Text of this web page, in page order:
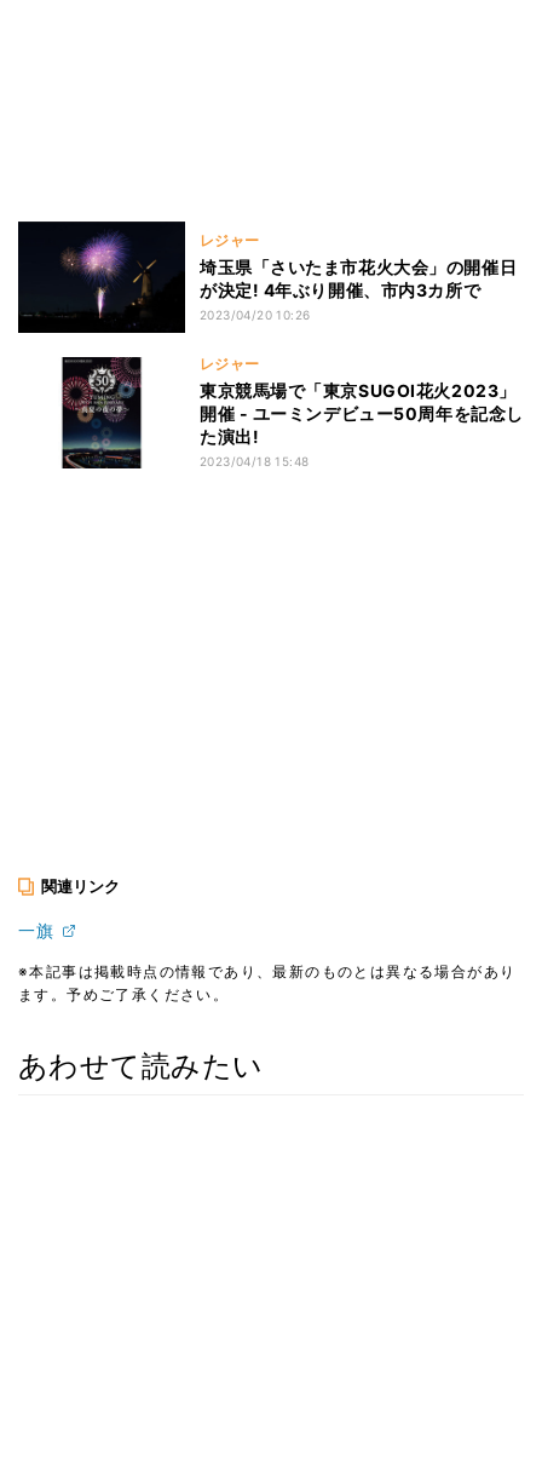
レジャー
埼玉県「さいたま市花火大会」の開催日
が決定! 4年ぶり開催、市内3カ所で
2023/04/20 10:26
レジャー
東京競馬場で「東京SUGOI花火2023」
開催 - ユーミンデビュー50周年を記念し
た演出!
2023/04/18 15:48
関連リンク
一旗
※本記事は掲載時点の情報であり、最新のものとは異なる場合があり
ます。予めご了承ください。
あわせて読みたい